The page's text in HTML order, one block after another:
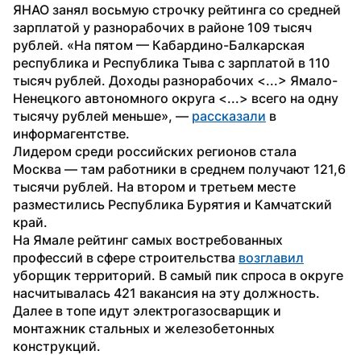
ЯНАО занял восьмую строчку рейтинга со средней
зарплатой у разнорабочих в районе 109 тысяч
рублей. «На пятом — Кабардино-Балкарская
республика и Республика Тыва с зарплатой в 110
тысяч рублей. Доходы разнорабочих <...> Ямало-
Ненецкого автономного округа <...> всего на одну
тысячу рублей меньше», — рассказали в
информагентстве.
Лидером среди российских регионов стала
Москва — там работники в среднем получают 121,6
тысячи рублей. На втором и третьем месте
разместились Республика Бурятия и Камчатский
край.
На Ямале рейтинг самых востребованных
профессий в сфере строительства возглавил
уборщик территорий. В самый пик спроса в округе
насчитывалась 421 вакансия на эту должность.
Далее в топе идут электрогазосварщик и
монтажник стальных и железобетонных
конструкций.